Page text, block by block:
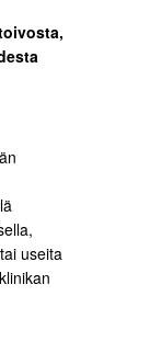
useita